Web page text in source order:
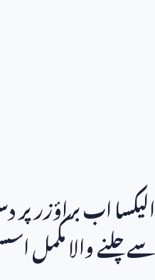
الیکسا اب براؤزر
سے چلنے والا مکمل